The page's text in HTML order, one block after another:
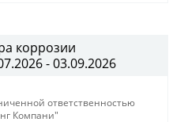
коррозии
- 03.09.2026
ответственностью
Компани"